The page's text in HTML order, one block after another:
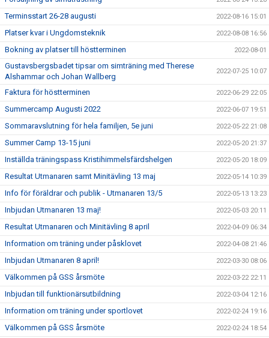
Terminsstart 26-28 augusti 2022-08-16 15:01
Platser kvar i Ungdomsteknik 2022-08-08 16:56
Bokning av platser till höstterminen 2022-08-01
Gustavsbergsbadet tipsar om simträning med Therese
Alshammar och Johan Wallberg
2022-07-25 10:07
Faktura för höstterminen 2022-06-29 22:05
Summercamp Augusti 2022 2022-06-07 19:51
Sommaravslutning för hela familjen, 5e juni 2022-05-22 21:08
Summer Camp 13-15 juni 2022-05-20 21:37
Inställda träningspass Kristihimmelsfärdshelgen 2022-05-20 18:09
Resultat Utmanaren samt Minitävling 13 maj 2022-05-14 10:39
Info för föräldrar och publik - Utmanaren 13/5 2022-05-13 13:23
Inbjudan Utmanaren 13 maj! 2022-05-03 20:11
Resultat Utmanaren och Minitävling 8 april 2022-04-09 06:34
Information om träning under påsklovet 2022-04-08 21:46
Inbjudan Utmanaren 8 april! 2022-03-30 08:06
Välkommen på GSS årsmöte 2022-03-22 22:11
Inbjudan till funktionärsutbildning 2022-03-04 12:16
Information om träning under sportlovet 2022-02-24 19:16
Välkommen på GSS årsmöte 2022-02-24 18:54